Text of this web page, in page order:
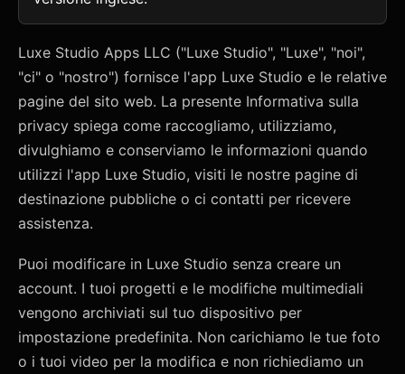
Luxe Studio Apps LLC ("Luxe Studio", "Luxe", "noi",
"ci" o "nostro") fornisce l'app Luxe Studio e le relative
pagine del sito web. La presente Informativa sulla
privacy spiega come raccogliamo, utilizziamo,
divulghiamo e conserviamo le informazioni quando
utilizzi l'app Luxe Studio, visiti le nostre pagine di
destinazione pubbliche o ci contatti per ricevere
assistenza.
Puoi modificare in Luxe Studio senza creare un
account. I tuoi progetti e le modifiche multimediali
vengono archiviati sul tuo dispositivo per
impostazione predefinita. Non carichiamo le tue foto
o i tuoi video per la modifica e non richiediamo un